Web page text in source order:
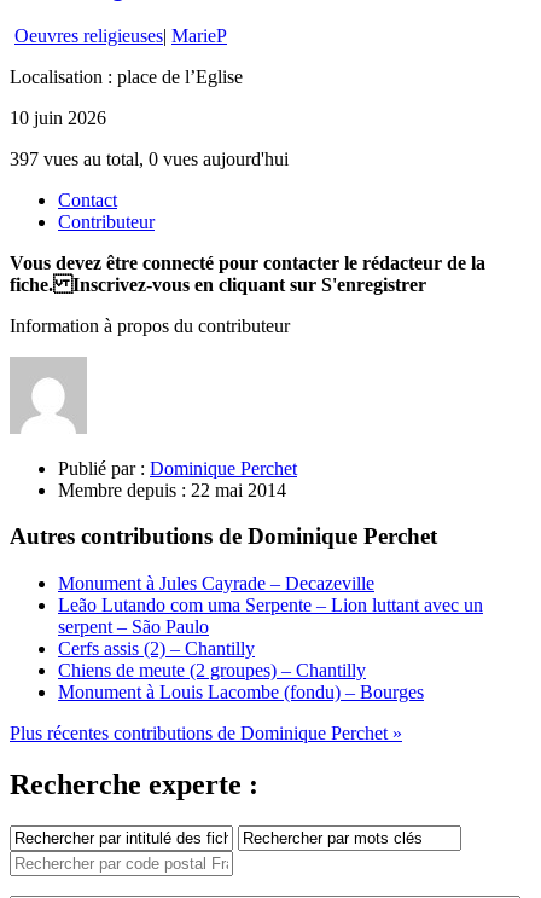
Oeuvres religieuses| MarieP
Localisation : place de l’Eglise
10 juin 2026
397 vues au total, 0 vues aujourd'hui
Contact
Contributeur
Vous devez être connecté pour contacter le rédacteur de la
fiche. Inscrivez-vous en cliquant sur S'enregistrer
Information à propos du contributeur
Publié par : Dominique Perchet
Membre depuis : 22 mai 2014
Autres contributions de Dominique Perchet
Monument à Jules Cayrade – Decazeville
Leão Lutando com uma Serpente – Lion luttant avec un
serpent – São Paulo
Cerfs assis (2) – Chantilly
Chiens de meute (2 groupes) – Chantilly
Monument à Louis Lacombe (fondu) – Bourges
Plus récentes contributions de Dominique Perchet »
Recherche experte :